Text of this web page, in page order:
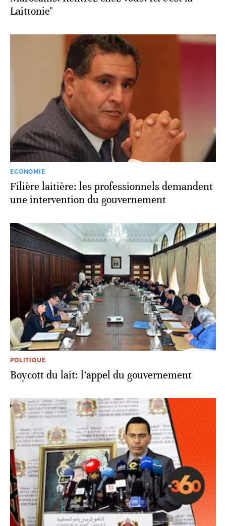
Laittonie"
ECONOMIE
Filière laitière: les professionnels demandent
une intervention du gouvernement
POLITIQUE
Boycott du lait: l’appel du gouvernement